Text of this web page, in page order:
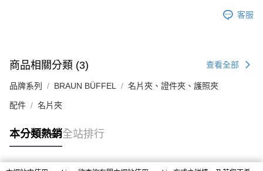
客服
商品相關分類 (3) 查看全部
品牌系列 BRAUN BÜFFEL 名片夾、證件夾、護照夾
配件 名片夾
本分類熱銷全站排行